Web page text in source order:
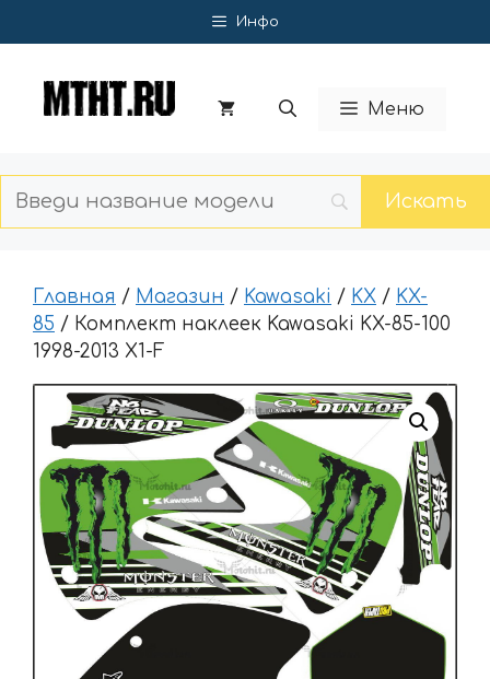
к
Инфо
Меню
Главная / Магазин / Kawasaki / KX / KX-
85 / Комплект наклеек Kawasaki KX-85-100
1998-2013 X1-F